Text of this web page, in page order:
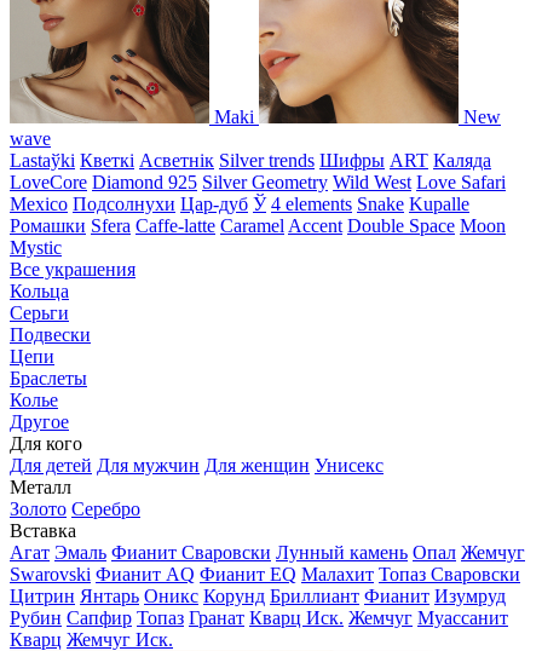
Maki
New
wave
Lastaўki Кветкі Асветнiк Silver trends Шифры ART Каляда
LoveCore Diamond 925 Silver Geometry Wild West Love Safari
Mexico Подсолнухи Цар-дуб Ў 4 elements Snake Kupalle
Ромашки Sfera Caffe-latte Caramel Accent Double Space Moon
Mystic
Все украшения
Кольца
Серьги
Подвески
Цепи
Браслеты
Колье
Другое
Для кого
Для детей Для мужчин Для женщин Унисекс
Металл
Золото Серебро
Вставка
Агат Эмаль Фианит Сваровски Лунный камень Опал Жемчуг
Swarovski Фианит AQ Фианит EQ Малахит Топаз Сваровски
Цитрин Янтарь Оникс Корунд Бриллиант Фианит Изумруд
Рубин Сапфир Топаз Гранат Кварц Иск. Жемчуг Муассанит
Кварц Жемчуг Иск.